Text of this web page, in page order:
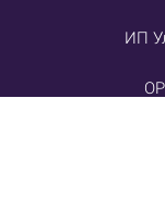
ИП